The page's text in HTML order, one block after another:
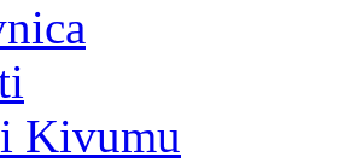
Kivumu